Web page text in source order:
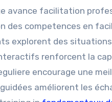
avance facilitation
des competences en
explorent des
renforcent la
encourage une
améliorent les